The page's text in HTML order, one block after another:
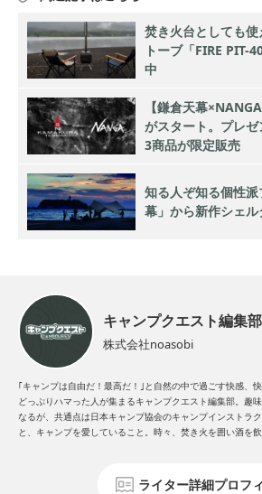
焚き火台としても
トーブ「FIRE PIT-
中
【鎌倉天幕
がスタート。プレ
3商品が限定販売
知る人ぞ知る個性
幕」から新作シェル
キャンプクエスト編集部
株式会社noasobi
｢キャンプは自由だ！最高だ！｣と自然の中で過ごす快感、
どっぷりハマった人が集まるキャンプクエスト編集部。趣
なるが、共通点は日本キャンプ協会のキャンプインストラ
と、キャンプを愛していること。時々、焚き火を囲い酒を飲
ライター詳細プロフ